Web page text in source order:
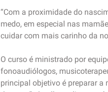
“Com a proximidade do
medo, em especial nas
cuidar com mais carinho da
O curso é ministrado por
fonoaudiólogos,
principal objetivo é preparar a